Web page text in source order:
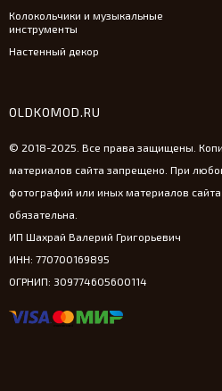
Колокольчики и музыкальные
инструменты
Настенный декор
OLDKOMOD.RU
© 2018-2025. Все права защищены.
материалов сайта запрещено. При
фотографий или иных материалов
обязательна.
ИП Шахрай Валерий Григорьевич
ИНН: 770700169895
ОГРНИП: 309774605600114